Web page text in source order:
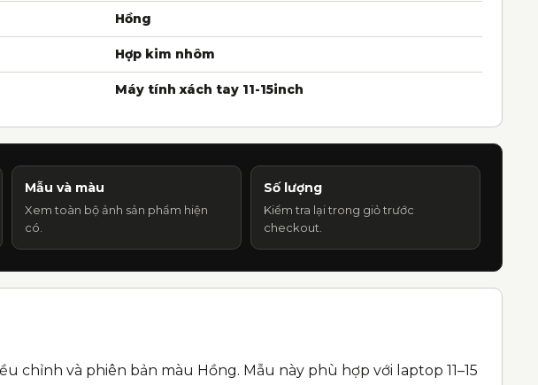
Hồng
Hợp kim nhôm
Máy tính xách tay 11-15inch
Mẫu và màu
Xem toàn bộ ảnh sản phẩm hiện
có.
Số lượng
Kiểm tra lại trong giỏ trước
checkout.
chỉnh và phiên bản màu Hồng. Mẫu này phù hợp với laptop 11–15